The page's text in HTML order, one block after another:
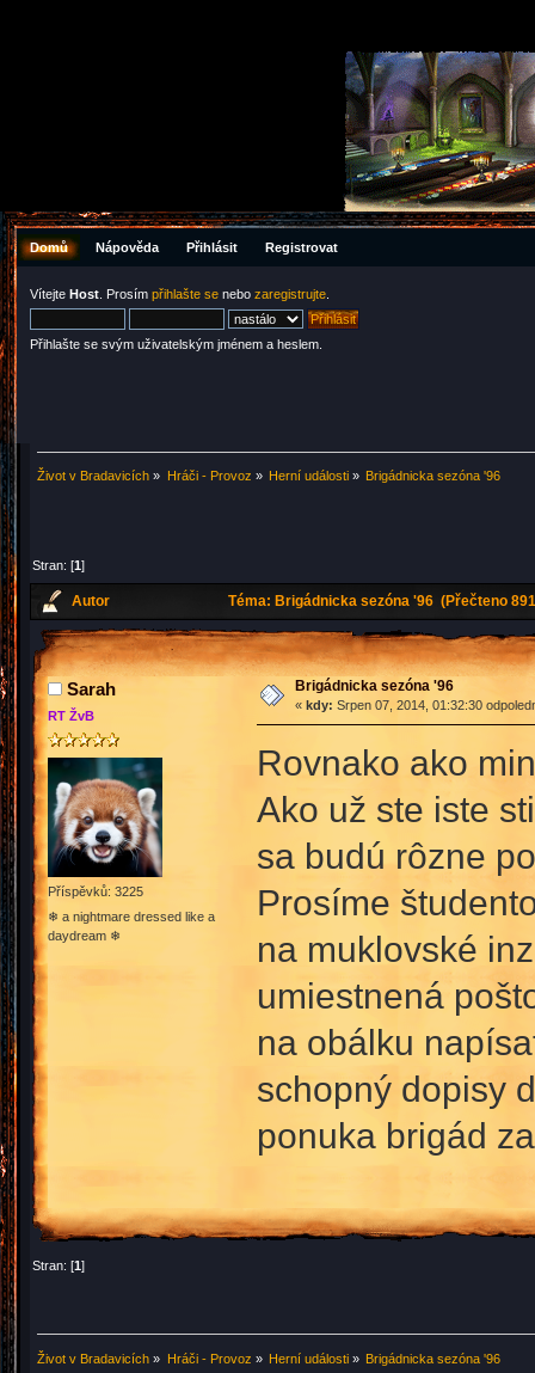
Domů Nápověda Přihlásit Registrovat
Vítejte Host . Prosím přihlašte se nebo zaregistrujte
Přihlašte se svým uživatelským jménem a heslem.
Život v Bradavicích » Hráči - Provoz » Herní události» Brigádnicka sezóna '96
Stran: [1]
Autor Téma: Brigádnicka sezóna '96 (Přečteno
Sarah
RT ŽvB
Příspěvků: 3225
❄ a nightmare dressed like a
daydream ❄
Brigádnicka sezóna '96
« kdy: Srpen 07, 2014, 01:32:30
Rovnako ako
Ako už ste iste
sa budú rôzne
Prosíme
na muklovské
umiestnená
na obálku
schopný dopisy
ponuka brigád
Stran: [1]
Život v Bradavicích » Hráči - Provoz » Herní události» Brigádnicka sezóna '96